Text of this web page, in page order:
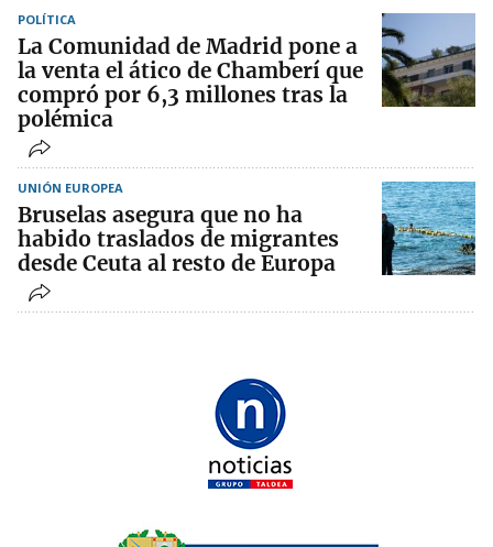
POLÍTICA
La Comunidad de Madrid pone a
la venta el ático de Chamberí que
compró por 6,3 millones tras la
polémica
UNIÓN EUROPEA
Bruselas asegura que no ha
habido traslados de migrantes
desde Ceuta al resto de Europa